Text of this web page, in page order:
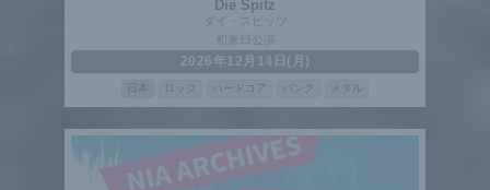
Die Spitz
ダイ・スピッツ
初来日公演
2026年12月14日(月)
ロック ハードコア パンク メタル